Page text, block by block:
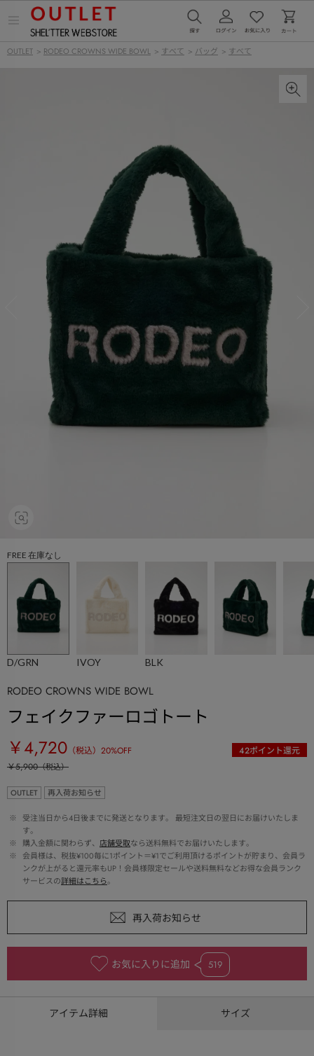
ー
OUTLET > RODEO CROWNS WIDE BOWL > すべて > バッグ > すべて
FREE 在庫なし
D/GRN IVOY BLK
RODEO CROWNS WIDE BOWL
フェイクファーロゴトート
￥4,720 （税込） 20%OFF 42ポイント還元
￥5,900（税込）
OUTLET 再入荷お知らせ
※
受注当日から4日後までに発送となります。 最短注文日の翌日にお届けいたしま
す。
※
購入金額に関わらず、 店舗受取なら送料無料でお届けいたします。
※
会員様は、税抜¥100毎に1ポイント＝¥1でご利用頂けるポイントが貯まり、会員ラ
ンクが上がると還元率もUP！会員様限定セールや送料無料などお得な会員ランク
サービスの詳細はこちら。
お気に入りに追加 519
アイテム詳細 サイズ